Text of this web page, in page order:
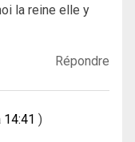
la reine elle y
Répondre